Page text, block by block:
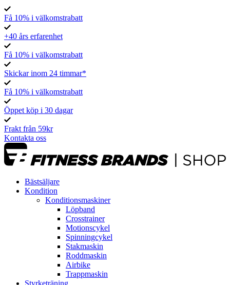
Få 10% i välkomstrabatt
+40 års erfarenhet
Få 10% i välkomstrabatt
Skickar inom 24 timmar*
Få 10% i välkomstrabatt
Öppet köp i 30 dagar
Frakt från 59kr
Kontakta oss
Bästsäljare
Kondition
Konditionsmaskiner
Löpband
Crosstrainer
Motionscykel
Spinningcykel
Stakmaskin
Roddmaskin
Airbike
Trappmaskin